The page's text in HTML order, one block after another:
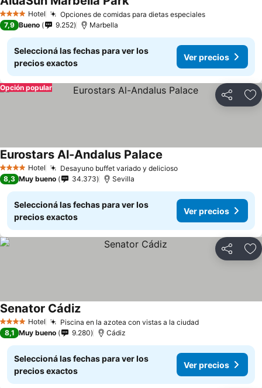
4 EstrellasHotel Opciones de comidas para dietas especiales
7,9 Bueno 9.252 Marbella
Seleccioná las fechas para ver los
precios exactos
Ver precios
Compartir
Opción popular
4 EstrellasHotel Desayuno buffet variado y delicioso
Eurostars Al-Andalus Palace
8,3 Muy bueno 34.373 Sevilla
Seleccioná las fechas para ver los
precios exactos
Ver precios
Compartir
4 EstrellasHotel Piscina en la azotea con vistas a la ciudad
Senator Cádiz
8,1 Muy bueno 9.280 Cádiz
Seleccioná las fechas para ver los
precios exactos
Ver precios